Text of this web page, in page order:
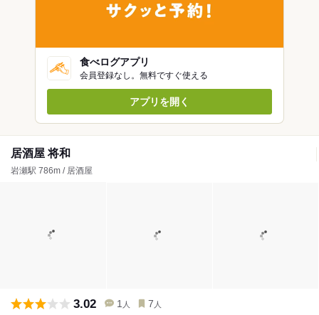
食べログアプリ
会員登録なし。無料ですぐ使える
アプリを開く
居酒屋 将和
岩瀬駅 786m / 居酒屋
3.02 1 人 7 人